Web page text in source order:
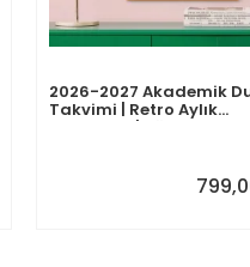
2026-2027 Akademik
Takvimi | Retro Aylık
Planlayıcı | Ağustos